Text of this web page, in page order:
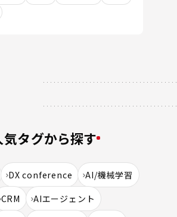
気タグから探す
DX conference
AI/機械学習
CRM
AIエージェント